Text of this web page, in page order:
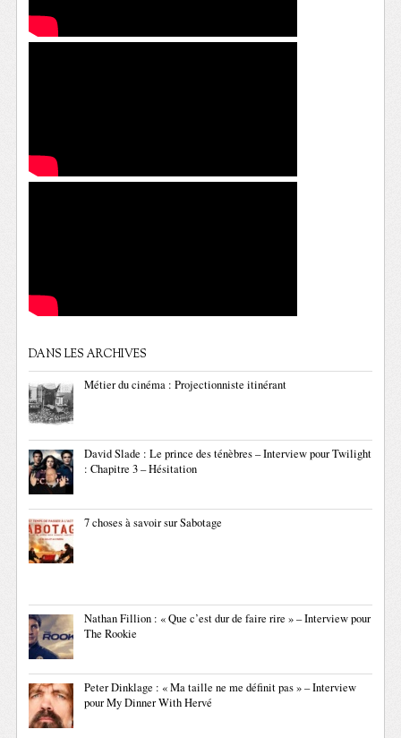
DANS LES ARCHIVES
Métier du cinéma : Projectionniste itinérant
David Slade : Le prince des ténèbres – Interview pour Twilight
: Chapitre 3 – Hésitation
7 choses à savoir sur Sabotage
Nathan Fillion : « Que c’est dur de faire rire » – Interview pour
The Rookie
Peter Dinklage : « Ma taille ne me définit pas » – Interview
pour My Dinner With Hervé